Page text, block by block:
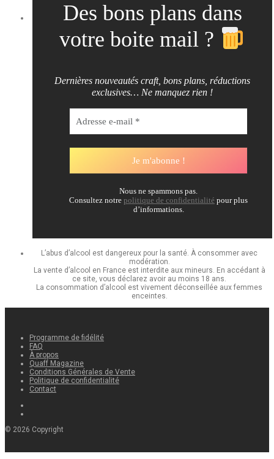
Des bons plans dans
votre boite mail ?
Dernières nouveautés craft, bons plans, réductions
exclusives… Ne manquez rien !
Nous ne spammons pas.
Consultez notre politique de confidentialité pour plus
d’informations.
L’abus d’alcool est dangereux pour la santé. À consommer avec
modération.
La vente d’alcool en France est interdite aux mineurs. En accédant à
ce site, vous déclarez avoir au moins 18 ans.
La consommation d’alcool est vivement déconseillée aux femmes
enceintes.
Programme de fidélité
FAQ
À propos
Quaff Magazine
Conditions Générales de Vente
Politique de confidentialité
Contact
© 2026 Copyright